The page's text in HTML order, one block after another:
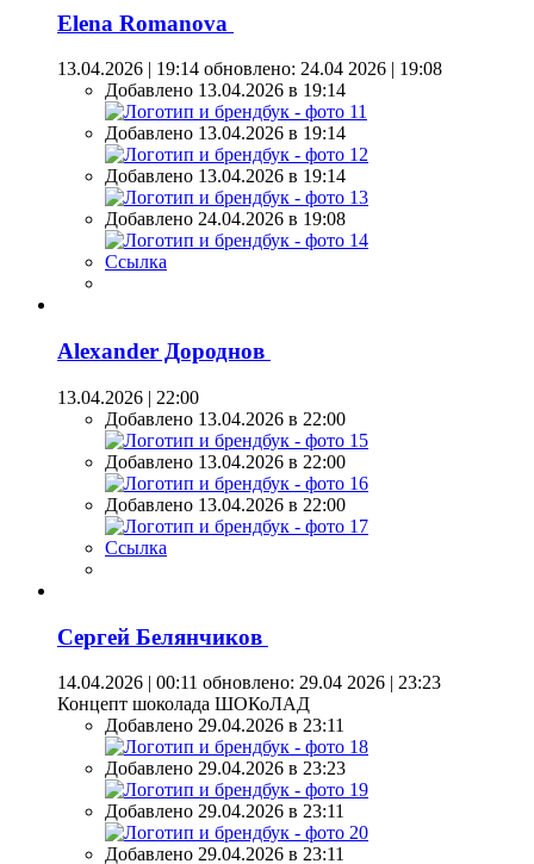
Elena Romanova
13.04.2026 | 19:14 обновлено: 24.04 2026 | 19:08
Добавлено 13.04.2026 в 19:14
Добавлено 13.04.2026 в 19:14
Добавлено 13.04.2026 в 19:14
Добавлено 24.04.2026 в 19:08
Ссылка
Alexander Дороднов
13.04.2026 | 22:00
Добавлено 13.04.2026 в 22:00
Добавлено 13.04.2026 в 22:00
Добавлено 13.04.2026 в 22:00
Ссылка
Сергей Белянчиков
14.04.2026 | 00:11 обновлено: 29.04 2026 | 23:23
Концепт шоколада ШОКоЛАД
Добавлено 29.04.2026 в 23:11
Добавлено 29.04.2026 в 23:23
Добавлено 29.04.2026 в 23:11
Добавлено 29.04.2026 в 23:11